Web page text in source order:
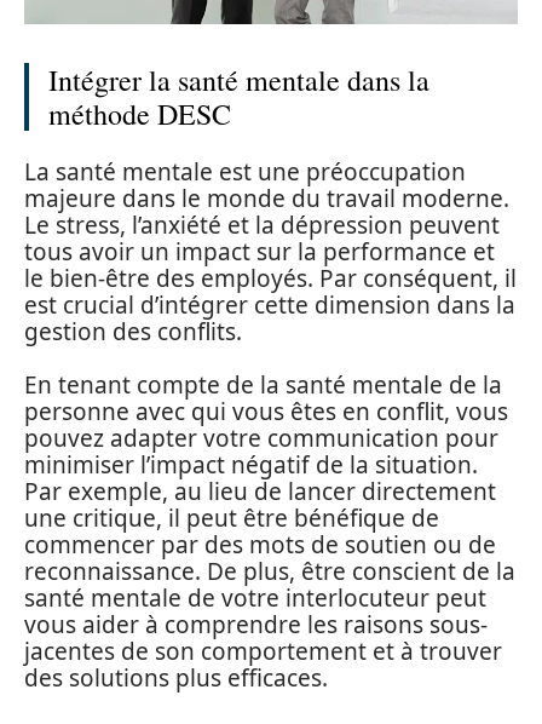
Intégrer la santé mentale dans la
méthode DESC
La santé mentale est une préoccupation
majeure dans le monde du travail moderne.
Le stress, l’anxiété et la dépression peuvent
tous avoir un impact sur la performance et
le bien-être des employés. Par conséquent, il
est crucial d’intégrer cette dimension dans la
gestion des conflits.
En tenant compte de la santé mentale de la
personne avec qui vous êtes en conflit, vous
pouvez adapter votre communication pour
minimiser l’impact négatif de la situation.
Par exemple, au lieu de lancer directement
une critique, il peut être bénéfique de
commencer par des mots de soutien ou de
reconnaissance. De plus, être conscient de la
santé mentale de votre interlocuteur peut
vous aider à comprendre les raisons sous-
jacentes de son comportement et à trouver
des solutions plus efficaces.